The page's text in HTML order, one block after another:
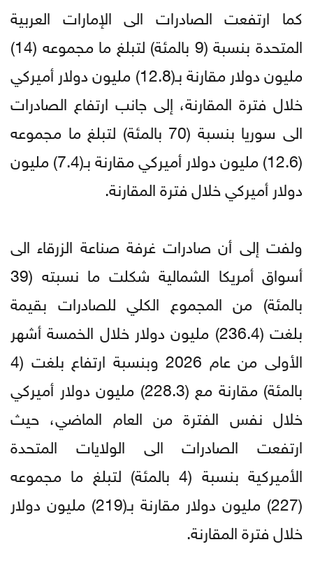
كما ارتفعت الصادرات الى الإمارات العربية
المتحدة بنسبة (9 بالمئة) لتبلغ ما مجموعه (14)
مليون دولار مقارنة بـ(12.8) مليون دولار أميركي
خلال فترة المقارنة، إلى جانب ارتفاع الصادرات
الى سوريا بنسبة (70 بالمئة) لتبلغ ما مجموعه
(12.6) مليون دولار أميركي مقارنة بـ(7.4) مليون
دولار أميركي خلال فترة المقارنة.
ولفت إلى أن صادرات غرفة صناعة الزرقاء الى
أسواق أمريكا الشمالية شكلت ما نسبته (39
بالمئة) من المجموع الكلي للصادرات بقيمة
بلغت (236.4) مليون دولار خلال الخمسة أشهر
الأولى من عام 2026 وبنسبة ارتفاع بلغت (4
بالمئة) مقارنة مع (228.3) مليون دولار أميركي
خلال نفس الفترة من العام الماضي، حيث
ارتفعت الصادرات الى الولايات المتحدة
الأميركية بنسبة (4 بالمئة) لتبلغ ما مجموعه
(227) مليون دولار مقارنة بـ(219) مليون دولار
خلال فترة المقارنة.